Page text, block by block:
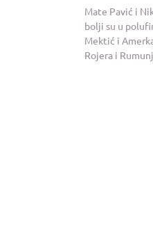
Mate Pavić i
bolji su u
Mektić i
Rojera i